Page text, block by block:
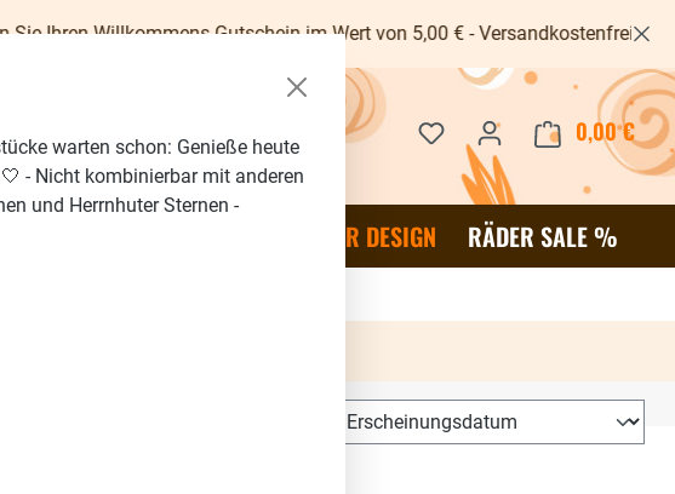
Gutschein im Wert von 5,00 € - Versandkostenfrei ab 40€ -
Du hast 0 Produkte auf dem
0,00 €
RÄDER DESIGN RÄDER SALE %
warten schon: Genieße heute
- Nicht kombinierbar mit anderen
und Herrnhuter Sternen -